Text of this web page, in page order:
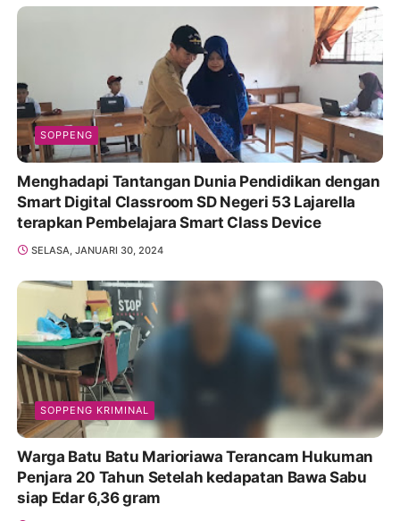
SOPPENG
Menghadapi Tantangan Dunia Pendidikan dengan
Smart Digital Classroom SD Negeri 53 Lajarella
terapkan Pembelajara Smart Class Device
SELASA, JANUARI 30, 2024
SOPPENG KRIMINAL
Warga Batu Batu Marioriawa Terancam Hukuman
Penjara 20 Tahun Setelah kedapatan Bawa Sabu
siap Edar 6,36 gram